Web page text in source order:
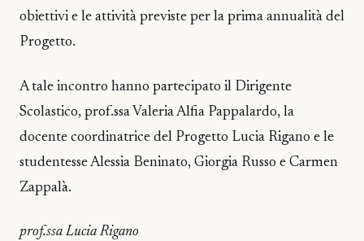
obiettivi e le attività previste per la prima annualità del
Progetto.
A tale incontro hanno partecipato il Dirigente
Scolastico, prof.ssa Valeria Alfia Pappalardo, la
docente coordinatrice del Progetto Lucia Rigano e le
studentesse Alessia Beninato, Giorgia Russo e Carmen
Zappalà.
prof.ssa Lucia Rigano